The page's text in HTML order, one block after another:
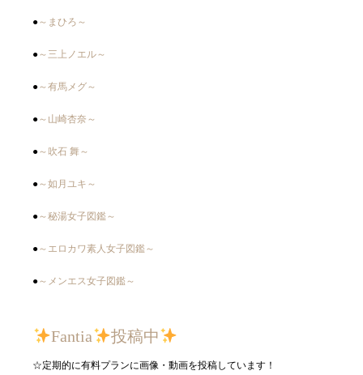
●～まひろ～
●～三上ノエル～
●～有馬メグ～
●～山崎杏奈～
●～吹石 舞～
●～如月ユキ～
●～秘湯女子図鑑～
●～エロカワ素人女子図鑑～
●～メンエス女子図鑑～
Fantia 投稿中
☆定期的に有料プランに画像・動画を投稿しています！